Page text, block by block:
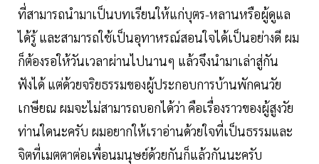
ที่สามารถนำมาเป็นบทเรียนให้แก่บุตร-หลานหรือผู้ดูแล
ได้รู้ และสามารถใช้เป็นอุทาหรณ์สอนใจได้เป็นอย่างดี ผม
ก็ต้องรอให้วันเวลาผ่านไปนานๆ แล้วจึงนำมาเล่าสู่กัน
ฟังได้ แต่ด้วยจริยธรรมของผู้ประกอบการบ้านพักคนวัย
เกษียณ ผมจะไม่สามารถบอกได้ว่า คือเรื่องราวของผู้สูงวัย
ท่านใดนะครับ ผมอยากให้เราอ่านด้วยใจที่เป็นธรรมและ
จิตที่เมตตาต่อเพื่อนมนุษย์ด้วยกันก็แล้วกันนะครับ